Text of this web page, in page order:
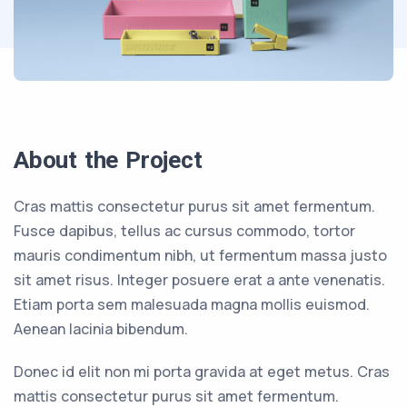
About the Project
Cras mattis consectetur purus sit amet fermentum.
Fusce dapibus, tellus ac cursus commodo, tortor
mauris condimentum nibh, ut fermentum massa justo
sit amet risus. Integer posuere erat a ante venenatis.
Etiam porta sem malesuada magna mollis euismod.
Aenean lacinia bibendum.
Donec id elit non mi porta gravida at eget metus. Cras
mattis consectetur purus sit amet fermentum.